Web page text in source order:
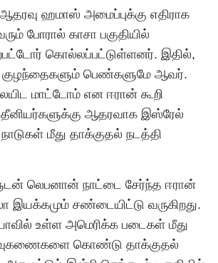
ஆதரவு ஹமாஸ் அமைப்புக்கு எதிராக
போரால் காசா பகுதியில்
கொல்லப்பட்டுள்ளனர். இதில்,
குழந்தைகளும் பெண்களுமே ஆவர்.
மாட்டோம் என ஈரான் கூறி
ஆதரவாக இஸ்ரேல்
மீது தாக்குதல் நடத்தி
லெபனான் நாட்டை சேர்ந்த ஈரான்
இயக்கமும் சண்டையிட்டு வருகிறது.
உள்ள அமெரிக்க படைகள் மீது
கொண்டு தாக்குதல்